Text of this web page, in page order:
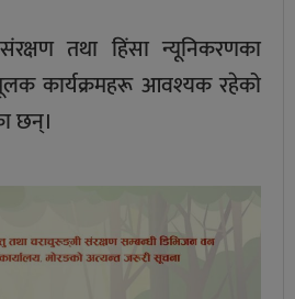
तथा हिंसा न्यूनिकरणका
कार्यक्रमहरू आवश्यक रहेको
छन्।